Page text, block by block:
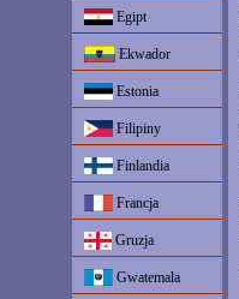
Egipt
Ekwador
Estonia
Filipiny
Finlandia
Francja
Gruzja
Gwatemala